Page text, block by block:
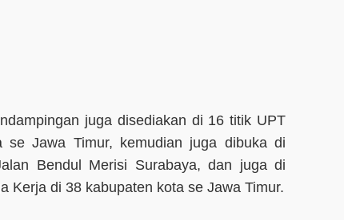
juga disediakan di 16 titik UPT
se Jawa Timur, kemudian juga dibuka di
Bendul Merisi Surabaya, dan juga di
Kerja di 38 kabupaten kota se Jawa Timur.